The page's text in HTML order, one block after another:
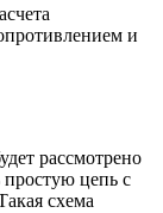
и
рассмотрено
цепь с
схема